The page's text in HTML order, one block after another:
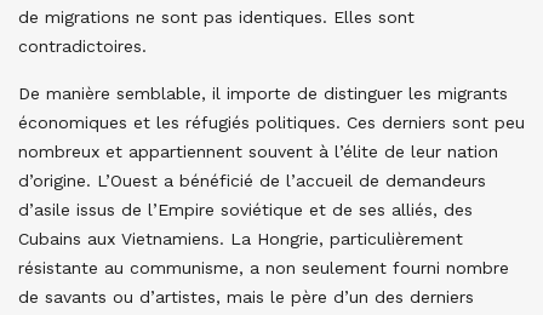
de migrations ne sont pas identiques. Elles sont
contradictoires.
De manière semblable, il importe de distinguer les migrants
économiques et les réfugiés politiques. Ces derniers sont peu
nombreux et appartiennent souvent à l’élite de leur nation
d’origine. L’Ouest a bénéficié de l’accueil de demandeurs
d’asile issus de l’Empire soviétique et de ses alliés, des
Cubains aux Vietnamiens. La Hongrie, particulièrement
résistante au communisme, a non seulement fourni nombre
de savants ou d’artistes, mais le père d’un des derniers